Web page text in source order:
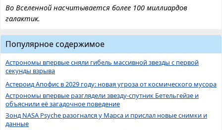
Во Вселенной насчитывается более 100 миллиардов
галактик.
Популярное содержимое
Астрономы впервые сняли гибель массивной звезды с первой
секунды взрыва
Астероид Апофис в 2029 году: новая угроза от космического мусора
Астрономы впервые разглядели звезду-спутник Бетельгейзе и
объяснили её загадочное поведение
Зонд NASA Psyche разогнался у Марса и прислал новые снимки и
данные